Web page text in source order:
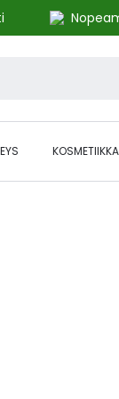
KOSMETIIKKA